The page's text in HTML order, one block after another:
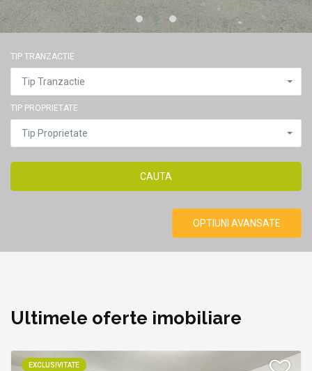
TIP TRANZACTIE
Tip Tranzactie
TIP PROPRIETATE
Tip Proprietate
OPTIUNI AVANSATE
Ultimele oferte imobiliare
EXCLUSIVITATE